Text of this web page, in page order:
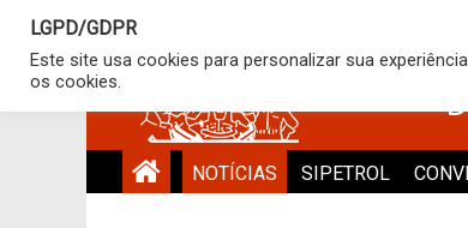
NOTÍCIAS SIPETROL
LGPD/GDPR
Este site usa cookies para personalizar sua
os cookies.